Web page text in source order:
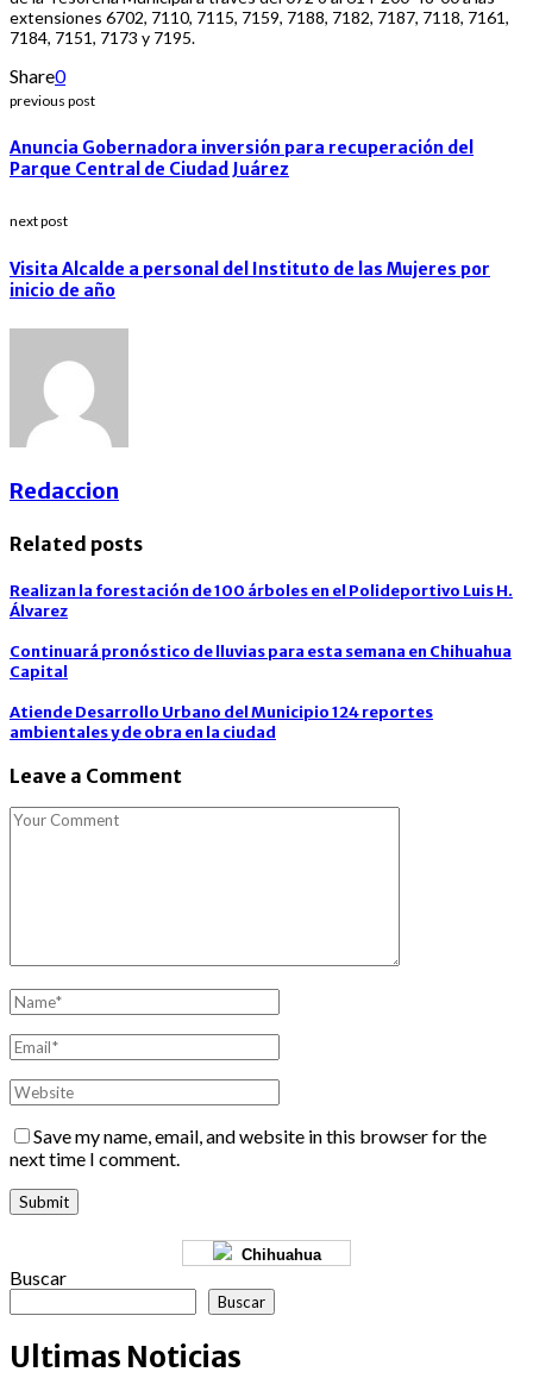
extensiones 6702, 7110, 7115, 7159, 7188, 7182, 7187, 7118, 7161,
7184, 7151, 7173 y 7195.
Share0
previous post
Anuncia Gobernadora inversión para recuperación del
Parque Central de Ciudad Juárez
next post
Visita Alcalde a personal del Instituto de las Mujeres por
inicio de año
Redaccion
Related posts
Realizan la forestación de 100 árboles en el Polideportivo Luis H.
Álvarez
Continuará pronóstico de lluvias para esta semana en Chihuahua
Capital
Atiende Desarrollo Urbano del Municipio 124 reportes
ambientales y de obra en la ciudad
Leave a Comment
Save my name, email, and website in this browser for the
next time I comment.
Chihuahua
Buscar
Buscar
Ultimas Noticias